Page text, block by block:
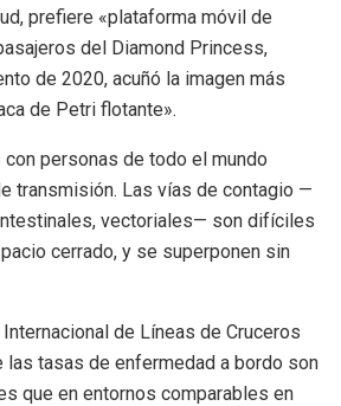
prefiere «plataforma móvil de
del Diamond Princess,
de 2020, acuñó la imagen más
de Petri flotante».
personas de todo el mundo
transmisión. Las vías de contagio —
vectoriales— son difíciles
cerrado, y se superponen sin
de Líneas de Cruceros
las tasas de enfermedad a bordo son
que en entornos comparables en